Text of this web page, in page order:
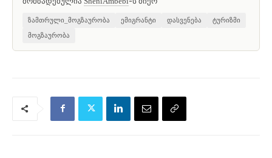
ზამთრული_მოგზაურობა ემიგრანტი დასვენება ტურიზმი
მოგზაურობა